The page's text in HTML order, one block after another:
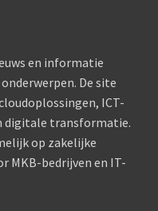
en informatie
De site
ICT-
digitale transformatie.
op zakelijke
MKB-bedrijven en IT-